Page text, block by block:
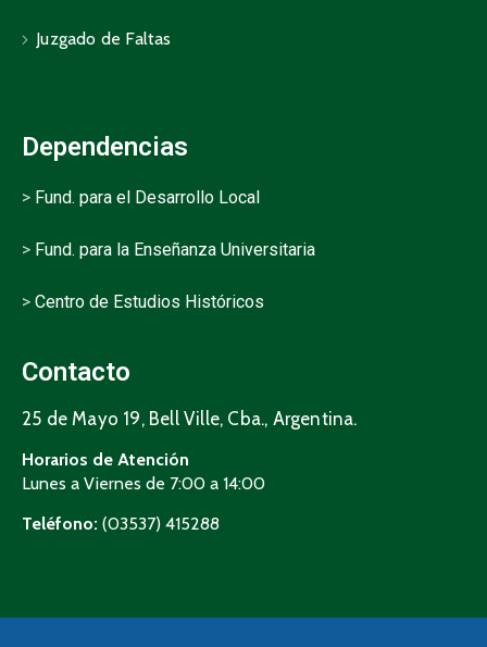
Juzgado de Faltas
Dependencias
> Fund. para el Desarrollo Local
> Fund. para la Enseñanza Universitaria
> Centro de Estudios Históricos
Contacto
25 de Mayo 19, Bell Ville, Cba., Argentina.
Horarios de Atención
Lunes a Viernes de 7:00 a 14:00
Teléfono: (03537) 415288